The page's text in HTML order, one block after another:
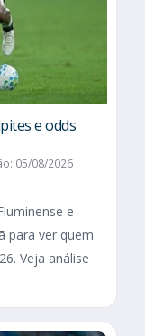
e odds
05/08/2026
e
para ver quem
Veja análise